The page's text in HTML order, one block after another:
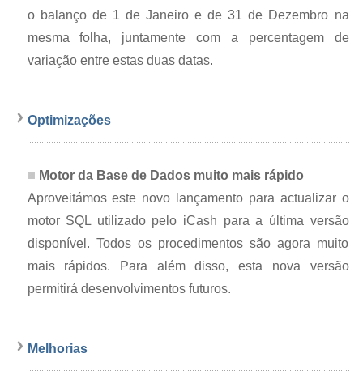
o balanço de 1 de Janeiro e de 31 de Dezembro na
mesma folha, juntamente com a percentagem de
variação entre estas duas datas.
Optimizações
Motor da Base de Dados muito mais rápido
Aproveitámos este novo lançamento para actualizar o
motor SQL utilizado pelo iCash para a última versão
disponível. Todos os procedimentos são agora muito
mais rápidos. Para além disso, esta nova versão
permitirá desenvolvimentos futuros.
Melhorias